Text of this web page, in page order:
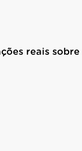
reais sobre